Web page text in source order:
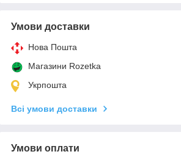
Умови доставки
Нова Пошта
Магазини Rozetka
Укрпошта
Всі умови доставки
Умови оплати